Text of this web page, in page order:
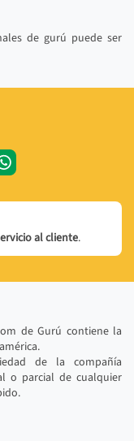
de gurú puede ser
al cliente.
de Gurú contiene la
de la compañía
o parcial de cualquier